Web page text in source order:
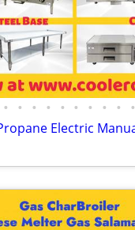
• • • • • • • • • •